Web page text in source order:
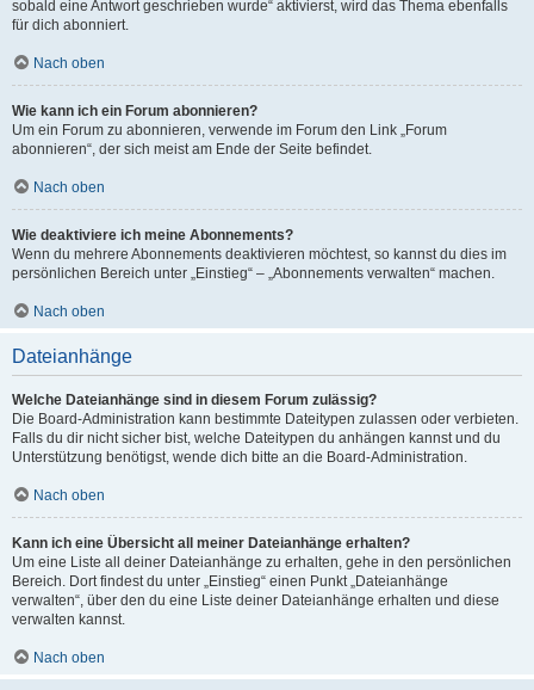
sobald eine Antwort geschrieben wurde“ aktivierst, wird das Thema ebenfalls
für dich abonniert.
Nach oben
Wie kann ich ein Forum abonnieren?
Um ein Forum zu abonnieren, verwende im Forum den Link „Forum
abonnieren“, der sich meist am Ende der Seite befindet.
Nach oben
Wie deaktiviere ich meine Abonnements?
Wenn du mehrere Abonnements deaktivieren möchtest, so kannst du dies im
persönlichen Bereich unter „Einstieg“ – „Abonnements verwalten“ machen.
Nach oben
Dateianhänge
Welche Dateianhänge sind in diesem Forum zulässig?
Die Board-Administration kann bestimmte Dateitypen zulassen oder verbieten.
Falls du dir nicht sicher bist, welche Dateitypen du anhängen kannst und du
Unterstützung benötigst, wende dich bitte an die Board-Administration.
Nach oben
Kann ich eine Übersicht all meiner Dateianhänge erhalten?
Um eine Liste all deiner Dateianhänge zu erhalten, gehe in den persönlichen
Bereich. Dort findest du unter „Einstieg“ einen Punkt „Dateianhänge
verwalten“, über den du eine Liste deiner Dateianhänge erhalten und diese
verwalten kannst.
Nach oben